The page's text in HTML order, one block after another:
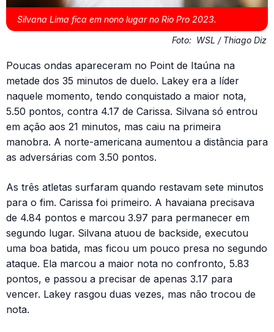
Silvana Lima fica em nono lugar no Rio Pro 2023.
Foto: WSL / Thiago Diz
Poucas ondas apareceram no Point de Itaúna na
metade dos 35 minutos de duelo. Lakey era a líder
naquele momento, tendo conquistado a maior nota,
5.50 pontos, contra 4.17 de Carissa. Silvana só entrou
em ação aos 21 minutos, mas caiu na primeira
manobra. A norte-americana aumentou a distância para
as adversárias com 3.50 pontos.
As três atletas surfaram quando restavam sete minutos
para o fim. Carissa foi primeiro. A havaiana precisava
de 4.84 pontos e marcou 3.97 para permanecer em
segundo lugar. Silvana atuou de backside, executou
uma boa batida, mas ficou um pouco presa no segundo
ataque. Ela marcou a maior nota no confronto, 5.83
pontos, e passou a precisar de apenas 3.17 para
vencer. Lakey rasgou duas vezes, mas não trocou de
nota.